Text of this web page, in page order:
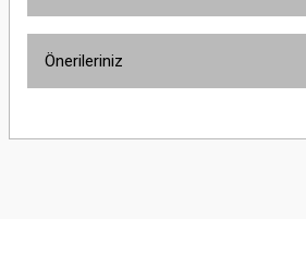
Önerileriniz
yetersiz gördüğünüz noktaları öneri formunu